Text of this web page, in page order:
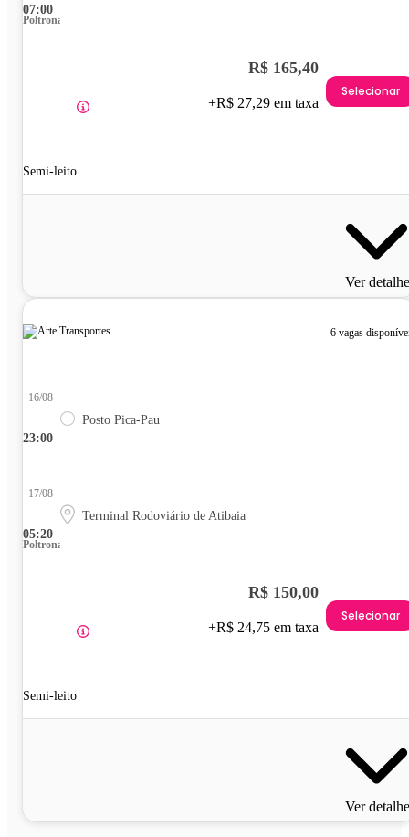
07:00
Poltrona
Semi-leito
R$ 165,40
+R$ 27,29 em taxa
Selecionar
Ver
6 vagas
23:00
16/08
Posto Pica-Pau
05:20
17/08
Terminal Rodoviário de Atibaia
Poltrona
Semi-leito
R$ 150,00
+R$ 24,75 em taxa
Selecionar
Ver